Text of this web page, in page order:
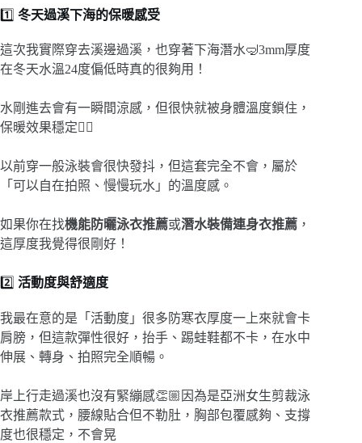
1️⃣ 冬天過溪下海的保暖感受
這次我實際穿去溪邊過溪，也穿著下海潛水🤿3mm厚度
在冬天水溫24度偏低時真的很夠用！
水剛進去會有一瞬間涼感，但很快就被身體溫度鎖住，
保暖效果穩定👍🏽
以前穿一般泳裝會很快發抖，但這套完全不會，屬於
「可以自在拍照、慢慢玩水」的溫度感。
如果你在找機能防曬泳衣推薦或潛水裝備連身衣推薦 ，
這厚度我覺得很剛好！
2️⃣ 活動度與舒適度
我最在意的是「活動度」很多防寒衣厚度一上來就會卡
肩膀，但這款彈性很好，抬手、踢蛙鞋都不卡，在水中
伸展、轉身、拍照完全順暢。
岸上行走過溪也沒有緊繃感👏🏼因為是亞洲女生剪裁泳
衣推薦款式，腰線貼合但不勒肚，胸部包覆感夠、支撐
度也很穩定，不會晃